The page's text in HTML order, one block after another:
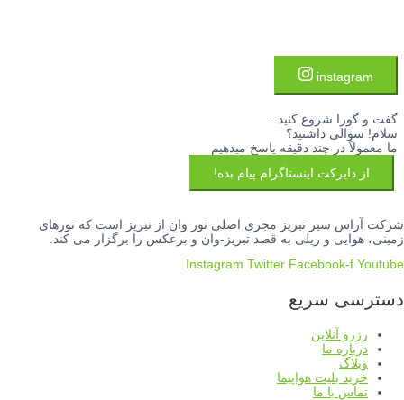
instagram
گفت و گورا شروع کنید...
سلام! سوالی داشتید؟
ما معمولاً در چند دقیقه پاسخ میدهیم
از دایرکت اینستاگرام پیام بده!
شرکت آراس سیر تبریز مجری اصلی تور وان از تبریز است که تورهای
زمینی، هوایی و ریلی به قصد تبریز-وان و برعکس را برگزار می کند.
Instagram Twitter Facebook-f Youtube
دسترسی سریع
رزرو آنلاین
درباره ما
وبلاگ
خرید بلیت هواپیما
تماس با ما